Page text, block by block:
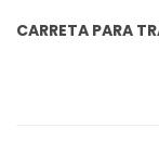
CARRETA PARA